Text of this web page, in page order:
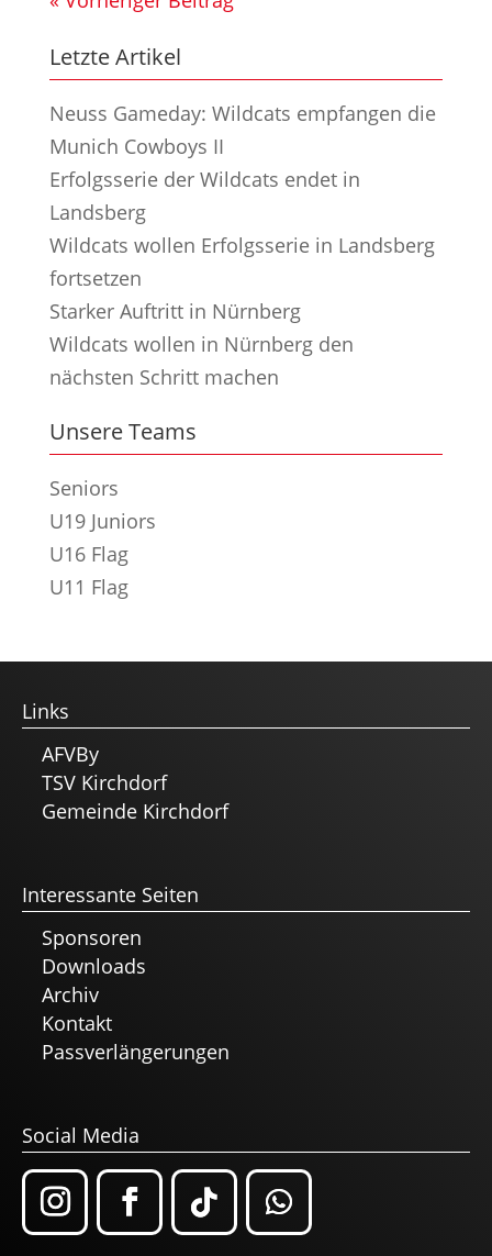
Letzte Artikel
Neuss Gameday: Wildcats empfangen die
Munich Cowboys II
Erfolgsserie der Wildcats endet in
Landsberg
Wildcats wollen Erfolgsserie in Landsberg
fortsetzen
Starker Auftritt in Nürnberg
Wildcats wollen in Nürnberg den
nächsten Schritt machen
Unsere Teams
Seniors
U19 Juniors
U16 Flag
U11 Flag
Links
AFVBy
TSV Kirchdorf
Gemeinde Kirchdorf
Interessante Seiten
Sponsoren
Downloads
Archiv
Kontakt
Passverlängerungen
Social Media